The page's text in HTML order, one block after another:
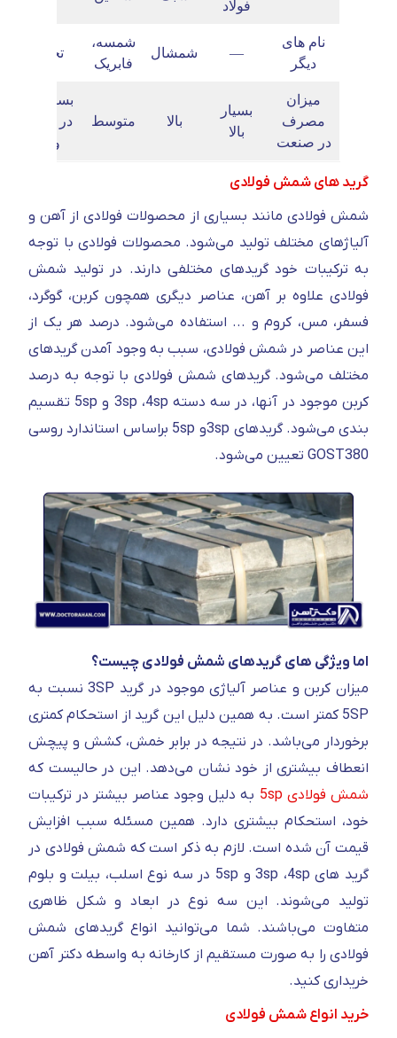
فولاد
نام های
دیگر
— شمشال
شمسه،
فابریک
تختال
میزان
مصرف
در صنعت
بسیار
بالا
بالا متوسط
بسیار بالا
در صنایع
ورق
گرید های شمش فولادی
شمش فولادی مانند بسیاری از محصولات فولادی از آهن و
آلیاژهای مختلف تولید می‌شود. محصولات فولادی با توجه
به ترکیبات خود گریدهای مختلفی دارند. در تولید شمش
فولادی علاوه بر آهن، عناصر دیگری همچون کربن، گوگرد،
فسفر، مس، کروم و ... استفاده می‌شود. درصد هر یک از
این عناصر در شمش فولادی، سبب به وجود آمدن گریدهای
مختلف می‌شود. گریدهای شمش فولادی با توجه به درصد
کربن موجود در آنها، در سه دسته 3sp ،4sp و 5sp تقسیم
بندی می‌شود. گریدهای 3spو 5sp براساس استاندارد روسی
GOST380 تعیین می‌شود.
اما ویژگی های گریدهای شمش فولادی چیست؟
میزان کربن و عناصر آلیاژی موجود در گرید 3SP نسبت به
5SP کمتر است. به همین دلیل این گرید از استحکام کمتری
برخوردار می‌باشد. در نتیجه در برابر خمش، کشش و پیچش
انعطاف بیشتری از خود نشان می‌دهد. این در حالیست که
شمش فولادی 5sp
به دلیل وجود عناصر بیشتر در ترکیبات
خود، استحکام بیشتری دارد. همین مسئله سبب افزایش
قیمت آن شده است. لازم به ذکر است که شمش فولادی در
گرید های 3sp ،4sp و 5sp در سه نوع اسلب، بیلت و بلوم
تولید می‌شوند. این سه نوع در ابعاد و شکل ظاهری
متفاوت می‌باشند. شما می‌توانید انواع گریدهای شمش
فولادی را به صورت مستقیم از کارخانه به واسطه دکتر آهن
خریداری کنید.
خرید انواع شمش فولادی